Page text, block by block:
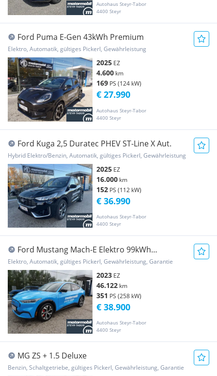
Autohaus Steyr-Tabor
4400 Steyr
Ford Puma E-Gen 43kWh Premium
Elektro, Automatik, gültiges Pickerl, Gewährleistung
2025 EZ
4.600 km
169 PS (124 kW)
Autohaus Steyr-Tabor
4400 Steyr
€ 27.990
Ford Kuga 2,5 Duratec PHEV ST-Line X Aut.
Hybrid Elektro/Benzin, Automatik, gültiges Pickerl, Gewährleistung
2025 EZ
16.000 km
152 PS (112 kW)
Autohaus Steyr-Tabor
4400 Steyr
€ 36.990
Ford Mustang Mach-E Elektro 99kWh
Extended Range AWD...
Elektro, Automatik, gültiges Pickerl, Gewährleistung, Garantie
2023 EZ
46.122 km
351 PS (258 kW)
Autohaus Steyr-Tabor
4400 Steyr
€ 38.900
MG ZS + 1.5 Deluxe
Benzin, Schaltgetriebe, gültiges Pickerl, Gewährleistung, Garantie